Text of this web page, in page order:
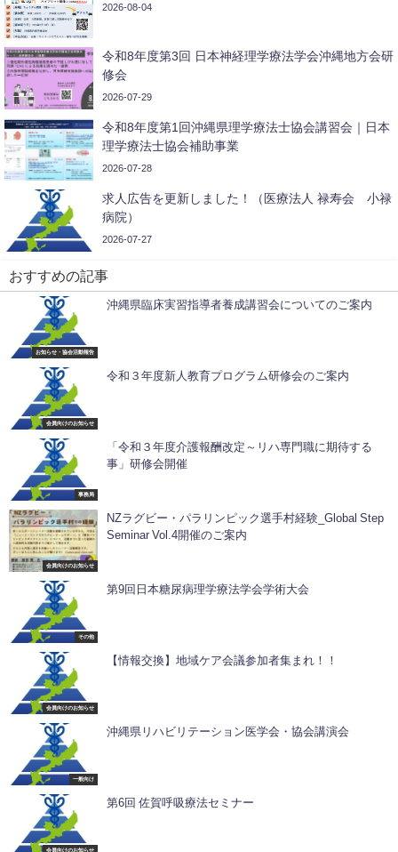
2026-08-04
令和8年度第3回 日本神経理学療法学会沖縄地方会研
修会
2026-07-29
令和8年度第1回沖縄県理学療法士協会講習会｜日本
理学療法士協会補助事業
2026-07-28
求人広告を更新しました！（医療法人 禄寿会 小禄
病院）
2026-07-27
おすすめの記事
お知らせ・協会活動報告
沖縄県臨床実習指導者養成講習会についてのご案内
会員向けのお知らせ
令和３年度新人教育プログラム研修会のご案内
事務局
「令和３年度介護報酬改定～リハ専門職に期待する
事」研修会開催
会員向けのお知らせ
NZラグビー・パラリンピック選手村経験_Global Step
Seminar Vol.4開催のご案内
その他
第9回日本糖尿病理学療法学会学術大会
会員向けのお知らせ
【情報交換】地域ケア会議参加者集まれ！！
一般向け
沖縄県リハビリテーション医学会・協会講演会
会員向けのお知らせ
第6回 佐賀呼吸療法セミナー